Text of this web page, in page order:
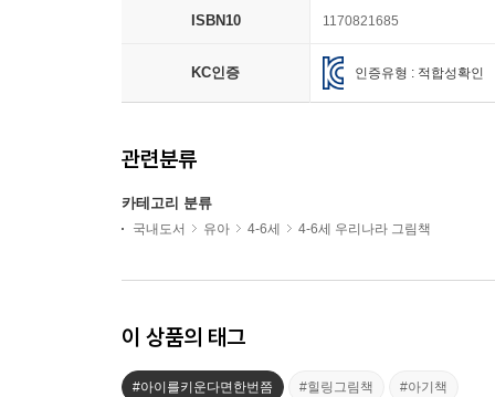
ISBN10 1170821685
KC인증 인증유형 : 적합성확인
관련분류
카테고리 분류
국내도서 유아 4-6세 4-6세 우리나라 그림책
이 상품의 태그
#아이를키운다면한번쯤 #힐링그림책 #아기책